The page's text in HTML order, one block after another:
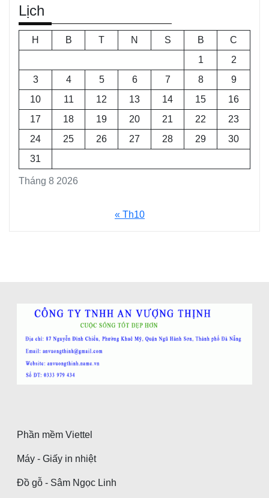
Lịch
Tháng 8 2026
H B T N S B
C
1
2
3
4 5 6 7 8
9
10
11 12 13 14 15
16
17
18 19 20 21 22
23
24
25 26 27 28 29
30
31
« Th10
Phần mềm Viettel
Máy - Giấy in nhiệt
Đồ gỗ - Sâm Ngọc Linh